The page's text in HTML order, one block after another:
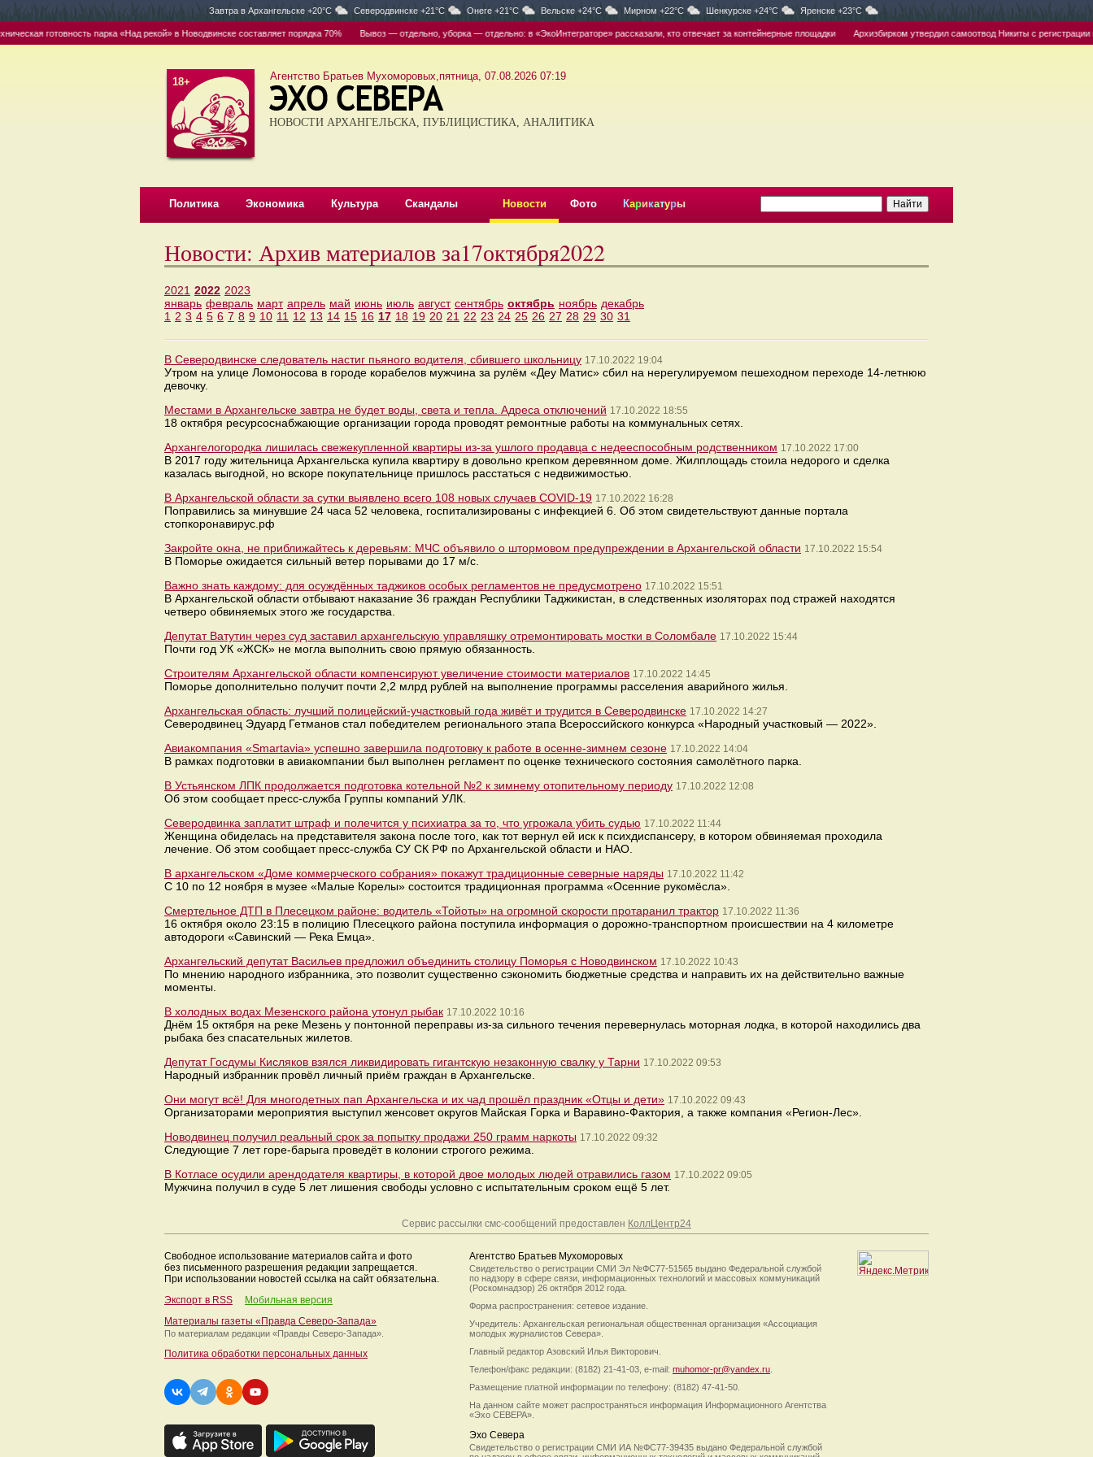
Завтра в Архангельске +20°C Северодвинске +21°C Онеге +21°C Вельске +24°C Мирном +22°C Шенкурске +24°C Яренске +23°C
готовность парка «Над рекой» в Новодвинске составляет порядка 70% Вывоз — отдельно, уборка — отдельно: в «ЭкоИнтеграторе» рассказали, кто отвечает за контейнерные площадки Архизбирком утвердил самоотвод Никиты с регистрации
18+ Агентство Братьев Мухоморовых,пятница, 07.08.2026 07:19
НОВОСТИ АРХАНГЕЛЬСКА, ПУБЛИЦИСТИКА, АНАЛИТИКА
Политика Экономика Культура Скандалы Новости Фото Карикатуры
Новости: Архив материалов за17октября2022
2021 2022 2023
январь февраль март апрель май июнь июль август сентябрь октябрь ноябрь декабрь
1 2 3 4 5 6 7 8 9 10 11 12 13 14 15 16 17 18 19 20 21 22 23 24 25 26 27 28 29 30 31
В Северодвинске следователь настиг пьяного водителя, сбившего школьницу 17.10.2022 19:04
Утром на улице Ломоносова в городе корабелов мужчина за рулём «Деу Матис» сбил на нерегулируемом пешеходном переходе 14-летнюю
девочку.
Местами в Архангельске завтра не будет воды, света и тепла. Адреса отключений 17.10.2022 18:55
18 октября ресурсоснабжающие организации города проводят ремонтные работы на коммунальных сетях.
Архангелогородка лишилась свежекупленной квартиры из-за ушлого продавца с недееспособным родственником 17.10.2022 17:00
В 2017 году жительница Архангельска купила квартиру в довольно крепком деревянном доме. Жилплощадь стоила недорого и сделка
казалась выгодной, но вскоре покупательнице пришлось расстаться с недвижимостью.
В Архангельской области за сутки выявлено всего 108 новых случаев COVID-19 17.10.2022 16:28
Поправились за минувшие 24 часа 52 человека, госпитализированы с инфекцией 6. Об этом свидетельствуют данные портала
стопкоронавирус.рф
Закройте окна, не приближайтесь к деревьям: МЧС объявило о штормовом предупреждении в Архангельской области 17.10.2022 15:54
В Поморье ожидается сильный ветер порывами до 17 м/с.
Важно знать каждому: для осуждённых таджиков особых регламентов не предусмотрено 17.10.2022 15:51
В Архангельской области отбывают наказание 36 граждан Республики Таджикистан, в следственных изоляторах под стражей находятся
четверо обвиняемых этого же государства.
Депутат Ватутин через суд заставил архангельскую управляшку отремонтировать мостки в Соломбале 17.10.2022 15:44
Почти год УК «ЖСК» не могла выполнить свою прямую обязанность.
Строителям Архангельской области компенсируют увеличение стоимости материалов 17.10.2022 14:45
Поморье дополнительно получит почти 2,2 млрд рублей на выполнение программы расселения аварийного жилья.
Архангельская область: лучший полицейский-участковый года живёт и трудится в Северодвинске 17.10.2022 14:27
Северодвинец Эдуард Гетманов стал победителем регионального этапа Всероссийского конкурса «Народный участковый — 2022».
Авиакомпания «Smartavia» успешно завершила подготовку к работе в осенне-зимнем сезоне 17.10.2022 14:04
В рамках подготовки в авиакомпании был выполнен регламент по оценке технического состояния самолётного парка.
В Устьянском ЛПК продолжается подготовка котельной №2 к зимнему отопительному периоду 17.10.2022 12:08
Об этом сообщает пресс-служба Группы компаний УЛК.
Северодвинка заплатит штраф и полечится у психиатра за то, что угрожала убить судью 17.10.2022 11:44
Женщина обиделась на представителя закона после того, как тот вернул ей иск к психдиспансеру, в котором обвиняемая проходила
лечение. Об этом сообщает пресс-служба СУ СК РФ по Архангельской области и НАО.
В архангельском «Доме коммерческого собрания» покажут традиционные северные наряды 17.10.2022 11:42
С 10 по 12 ноября в музее «Малые Корелы» состоится традиционная программа «Осенние рукомёсла».
Смертельное ДТП в Плесецком районе: водитель «Тойоты» на огромной скорости протаранил трактор 17.10.2022 11:36
16 октября около 23:15 в полицию Плесецкого района поступила информация о дорожно-транспортном происшествии на 4 километре
автодороги «Савинский — Река Емца».
Архангельский депутат Васильев предложил объединить столицу Поморья с Новодвинском 17.10.2022 10:43
По мнению народного избранника, это позволит существенно сэкономить бюджетные средства и направить их на действительно важные
моменты.
В холодных водах Мезенского района утонул рыбак 17.10.2022 10:16
Днём 15 октября на реке Мезень у понтонной переправы из-за сильного течения перевернулась моторная лодка, в которой находились два
рыбака без спасательных жилетов.
Депутат Госдумы Кисляков взялся ликвидировать гигантскую незаконную свалку у Тарни 17.10.2022 09:53
Народный избранник провёл личный приём граждан в Архангельске.
Они могут всё! Для многодетных пап Архангельска и их чад прошёл праздник «Отцы и дети» 17.10.2022 09:43
Организаторами мероприятия выступил женсовет округов Майская Горка и Варавино-Фактория, а также компания «Регион-Лес».
Новодвинец получил реальный срок за попытку продажи 250 грамм наркоты 17.10.2022 09:32
Следующие 7 лет горе-барыга проведёт в колонии строгого режима.
В Котласе осудили арендодателя квартиры, в которой двое молодых людей отравились газом 17.10.2022 09:05
Мужчина получил в суде 5 лет лишения свободы условно с испытательным сроком ещё 5 лет.
Сервис рассылки смс-сообщений предоставлен КоллЦентр24
Свободное использование материалов сайта и фото
без письменного разрешения редакции запрещается.
При использовании новостей ссылка на сайт обязательна.
Экспорт в RSS
Мобильная версия
Материалы газеты «Правда Северо-Запада»
По материалам редакции «Правды Северо-Запада».
Политика обработки персональных данных
Агентство Братьев Мухоморовых
Свидетельство о регистрации СМИ Эл №ФС77-51565 выдано Федеральной службой
по надзору в сфере связи, информационных технологий и массовых коммуникаций
(Роскомнадзор) 26 октября 2012 года.
Форма распространения: сетевое издание.
Учредитель: Архангельская региональная общественная организация «Ассоциация
молодых журналистов Севера».
Главный редактор Азовский Илья Викторович.
Телефон/факс редакции: (8182) 21-41-03, e-mail: muhomor-pr@yandex.ru
Размещение платной информации по телефону: (8182) 47-41-50.
На данном сайте может распространяться информация Информационного Агентства
«Эхо СЕВЕРА».
Эхо Севера
Свидетельство о регистрации СМИ ИА №ФС77-39435 выдано Федеральной службой